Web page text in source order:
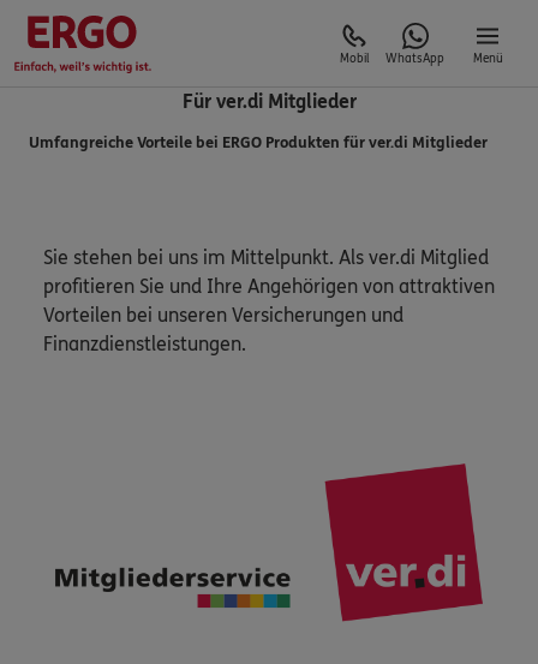
Mobil WhatsApp Menü
Für ver.di Mitglieder
Umfangreiche Vorteile bei ERGO Produkten für ver.di Mitglieder
Sie stehen bei uns im Mittelpunkt. Als ver.di Mitglied
profitieren Sie und Ihre Angehörigen von attraktiven
Vorteilen bei unseren Versicherungen und
Finanzdienstleistungen.